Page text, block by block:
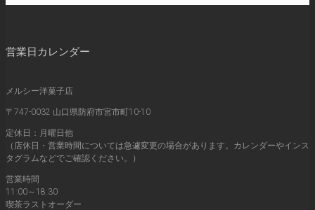
営業日カレンダー
メルシー洋菓子店
〒747-0032 山口県防府市宮市町10-10
定休日：月曜日他
（店休日・営業時間については急遽変更の場合があります。カレンダーやインス
タグラムなどでご確認ください。）
営業時間
11:00～18:30
喫茶ラストオーダー